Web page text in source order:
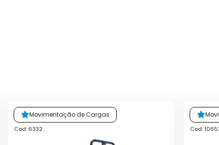
Movimentação de Cargas
Cod: 6332 Cod: